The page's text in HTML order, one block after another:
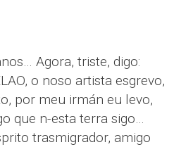
Agora, triste, digo:
o noso artista esgrevo,
por meu irmán eu levo,
que n-esta terra sigo…
trasmigrador, amigo